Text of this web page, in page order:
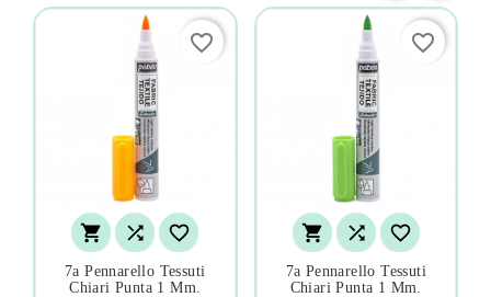
  
7a Pennarello Tessuti
Chiari Punta 1 Mm.
favorite_border
  
7a Pennarello Tessuti
Chiari Punta 1 Mm.
favorite_border